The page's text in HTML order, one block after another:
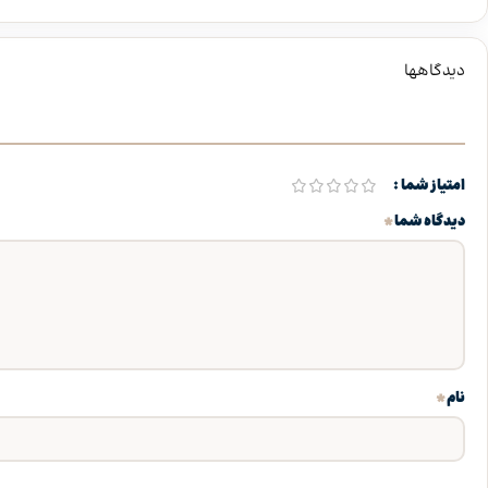
دیدگاهها
امتیاز شما
دیدگاه شما*
نام*